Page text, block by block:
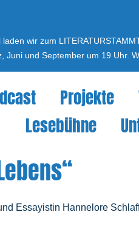
wir zum
und September um 19 Uhr.
Projekte
Lesebühne
Essayistin Hannelore